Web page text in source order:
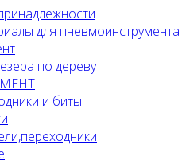
для пневмоинструмента
по дереву
и биты